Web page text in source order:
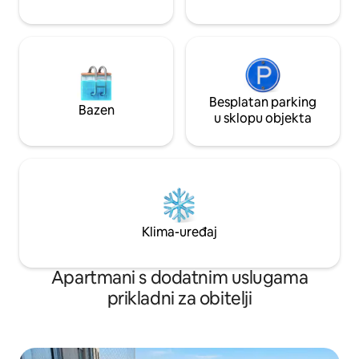
Bazen
Besplatan parking
u sklopu objekta
Klima-uređaj
Apartmani s dodatnim uslugama
prikladni za obitelji